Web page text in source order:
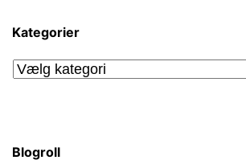
Kategorier
Kategorier
Blogroll